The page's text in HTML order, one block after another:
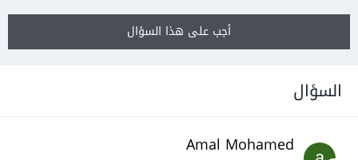
أجب على هذا السؤال
السؤال
Amal Mohamed